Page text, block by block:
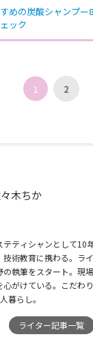
めの炭酸シャンプー
ック
1 2
木ちか
ティシャンとして10
術教育に携わる。ラ
の執筆をスタート。現
がけている。こだわ
暮らし。
ライター記事一覧